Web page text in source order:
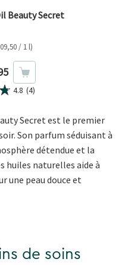
Beauty Secret
/ 1 l)
4.8 (4)
Secret est le premier
Son parfum séduisant à
détendue et la
huiles naturelles aide à
une peau douce et
de soins